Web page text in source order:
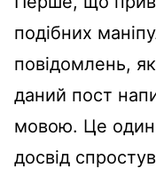
подібних
повідомлень,
даний пост
мовою. Це один
досвід